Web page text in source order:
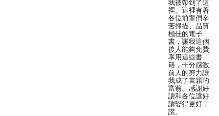
我被帶到了這
裡。這裡有著
各位前輩們辛
苦掃描、品質
極佳的電子
書，讓我這個
後人能夠免費
享用這些書
籍，十分感激
前人的努力讓
我成了書籍的
富翁。感謝好
讀和各位讓好
讀變得更好，
讚。